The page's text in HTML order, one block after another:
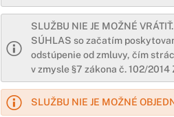
SLUŽBU NIE JE MOŽNÉ
SÚHLAS so začatím
odstúpenie od zmluvy, čím
v zmysle §7 zákona č. 102/2014
SLUŽBU NIE JE MOŽNÉ